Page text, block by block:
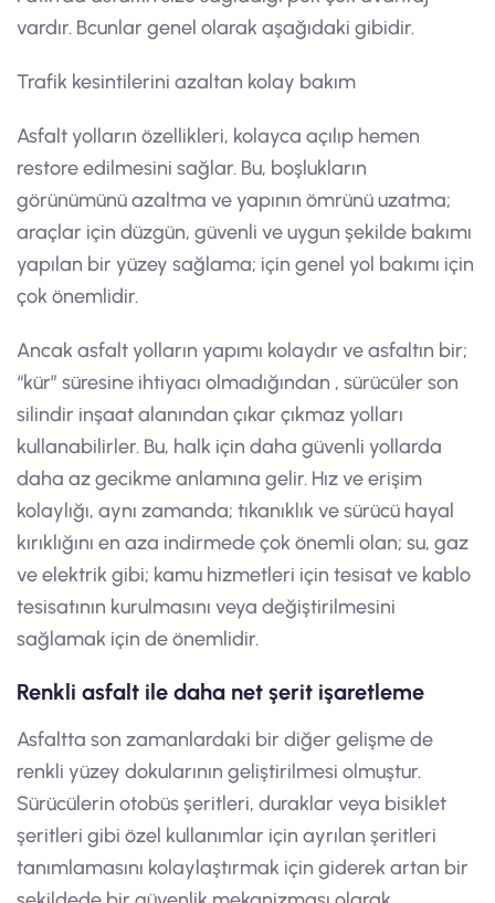
vardır. Bcunlar genel olarak aşağıdaki gibidir.
Trafik kesintilerini azaltan kolay bakım
Asfalt yolların özellikleri, kolayca açılıp hemen
restore edilmesini sağlar. Bu, boşlukların
görünümünü azaltma ve yapının ömrünü uzatma;
araçlar için düzgün, güvenli ve uygun şekilde bakımı
yapılan bir yüzey sağlama; için genel yol bakımı için
çok önemlidir.
Ancak asfalt yolların yapımı kolaydır ve asfaltın bir;
“kür” süresine ihtiyacı olmadığından , sürücüler son
silindir inşaat alanından çıkar çıkmaz yolları
kullanabilirler. Bu, halk için daha güvenli yollarda
daha az gecikme anlamına gelir. Hız ve erişim
kolaylığı, aynı zamanda; tıkanıklık ve sürücü hayal
kırıklığını en aza indirmede çok önemli olan; su, gaz
ve elektrik gibi; kamu hizmetleri için tesisat ve kablo
tesisatının kurulmasını veya değiştirilmesini
sağlamak için de önemlidir.
Renkli asfalt ile daha net şerit işaretleme
Asfaltta son zamanlardaki bir diğer gelişme de
renkli yüzey dokularının geliştirilmesi olmuştur.
Sürücülerin otobüs şeritleri, duraklar veya bisiklet
şeritleri gibi özel kullanımlar için ayrılan şeritleri
tanımlamasını kolaylaştırmak için giderek artan bir